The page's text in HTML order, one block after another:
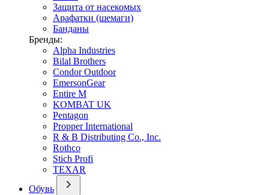
Защита от насекомых
Арафатки (шемаги)
Банданы
Бренды:
Alpha Industries
Bilal Brothers
Condor Outdoor
EmersonGear
Entire M
KOMBAT UK
Pentagon
Propper International
R & B Distributing Co., Inc.
Rothco
Stich Profi
TEXAR
Обувь